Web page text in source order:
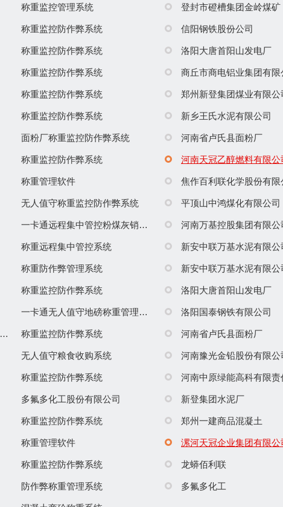
称重监控管理系统 登封市磴槽集团金岭煤矿
称重监控防作弊系统 信阳钢铁股份公司
称重监控防作弊系统 洛阳大唐首阳山发电厂
称重监控防作弊系统 商丘市商电铝业集团有限
称重监控防作弊系统 郑州新登集团煤业有限公
称重监控防作弊系统 新乡王氏水泥有限公司
面粉厂称重监控防作弊系统 河南省卢氏县面粉厂
称重监控防作弊系统 河南天冠乙醇燃料有限公
称重管理软件 焦作百利联化学股份有限
无人值守称重监控防作弊系统 平顶山中鸿煤化有限公司
一卡通远程集中管控粉煤灰销售系统 河南万基控股集团有限公
称重远程集中管控系统 新安中联万基水泥有限公
称重防作弊管理系统 新安中联万基水泥有限公
称重监控防作弊系统 洛阳大唐首阳山发电厂
一卡通无人值守地磅称重管理系统 洛阳国泰钢铁有限公司
称重监控防作弊系统 河南省卢氏县面粉厂
无人值守粮食收购系统 河南豫光金铅股份有限公
称重监控防作弊系统 河南中原绿能高科有限责
多氟多化工股份有限公司 新登集团水泥厂
称重监控防作弊系统 郑州一建商品混凝土
称重管理软件 漯河天冠企业集团有限公
称重监控防作弊系统 龙蟒佰利联
防作弊称重管理系统 多氟多化工